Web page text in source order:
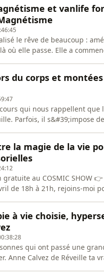
et vanlife
le rêve de beaucoup :
où elle passe. Elle a
l
du corps et
qui nous rappellent
Parfois, il s&#39;impose
la magie de la vie
au COSMIC SHOW
de 18h à 21h, rejoins-moi
être 🍾🌟🌟🌟🌟🌟Tu
à vie choisie,
qui ont passé une
Anne Calvez de Réveille ta